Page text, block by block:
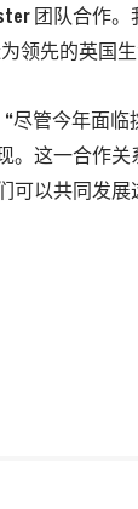
团队合作
领先的英国
“尽管今年面
。这一合作
可以共同发展